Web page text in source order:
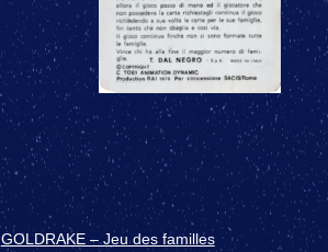
GOLDRAKE – Jeu des familles